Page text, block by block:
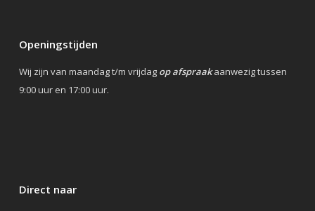
Openingstijden
Wij zijn van maandag t/m vrijdag op afspraakaanwezig tussen
9:00 uur en 17:00 uur.
Direct naar